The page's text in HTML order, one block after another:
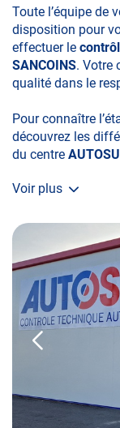
Toute l’équipe de
disposition pour
effectuer le
SANCOINS. Votre
qualité dans le
Pour connaître
découvrez les
du centre
• le contrôle
• la contre-visite
• le contrôle
• le contrôle des
• le contrôle
• le contrôle de la
roues, quad,
• le pré-contrôle
Voir plus